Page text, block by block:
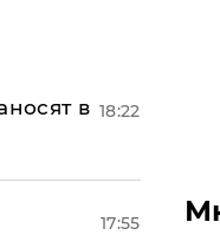
в 18:22
17:55